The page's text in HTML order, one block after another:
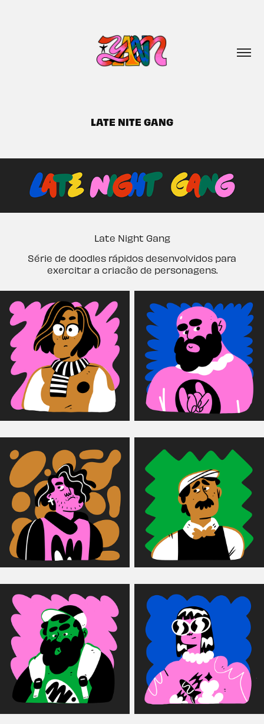
LATE NITE GANG
Late Night Gang
Série de doodles rápidos desenvolvidos para
exercitar a criacão de personagens.